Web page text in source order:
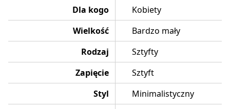
Dla kogo
Kobiety
Wielkość
Bardzo mały
Rodzaj
Sztyfty
Zapięcie
Sztyft
Styl
Minimalistyczny